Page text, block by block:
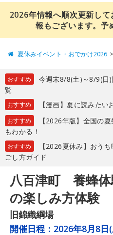
2026年情報へ順次更新し
報もございます。予
夏休みイベント・おでかけ2026
おすすめ
今週末8/8(土)～8/9(日
覧
おすすめ 【漫画】夏に読みた
おすすめ
【2026年版】全国の
もわかる！
おすすめ
【2026夏休み】おう
ごし方ガイド
八百津町 養蜂
の楽しみ方体験
旧錦織綱場
開催日程： 2026年8月8日